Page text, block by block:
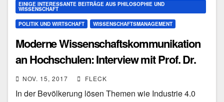
EINIGE INTERESSANTE BEITRÄGE AUS PHILOSOPHIE UND
WISSENSCHAFT
POLITIK UND WIRTSCHAFT WISSENSCHAFTSMANAGEMENT
Moderne Wissenschaftskommunikation
an Hochschulen: Interview mit Prof. Dr.
Jürgen Krahl
NOV. 15, 2017 FLECK
In der Bevölkerung lösen Themen wie Industrie 4.0